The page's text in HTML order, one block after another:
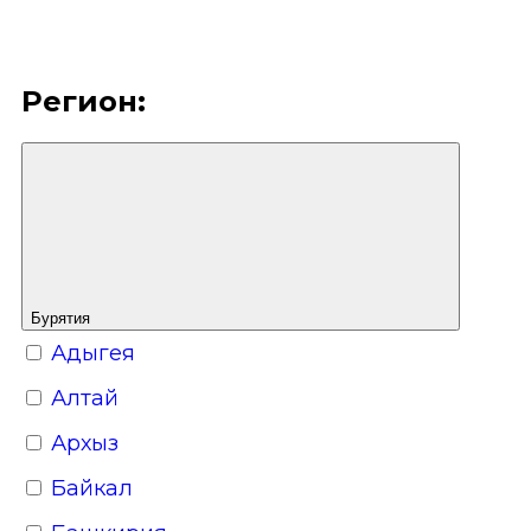
Сибирь
Регион:
Бурятия
Адыгея
Алтай
Архыз
Байкал